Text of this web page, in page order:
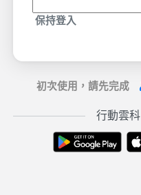
保持登入
初次使用，請先完成
行動雲科